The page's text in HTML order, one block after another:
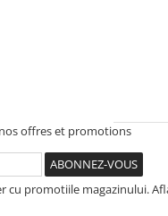
offres et promotions
cu promotiile magazinului.